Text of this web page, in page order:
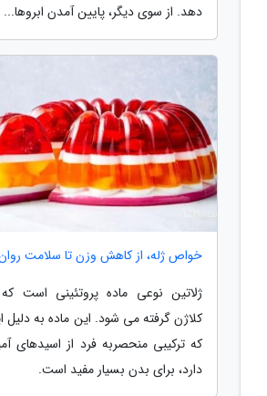
دهد. از سوی دیگر، پایین آمدن ابروها...
خواص ژله، از کاهش وزن تا سلامت
ژلاتین نوعی ماده پروتئینی است که
کلاژن گرفته می شود. این ماده به دلیل
که ترکیبی منحصربه فرد از اسیدهای
دارد، برای بدن بسیار مفید است.